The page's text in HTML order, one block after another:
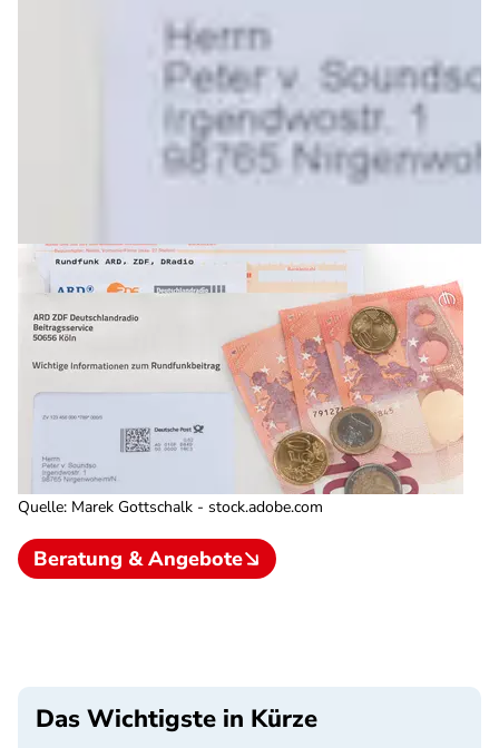
Quelle: Marek Gottschalk - stock.adobe.com
Beratung & Angebote
Das Wichtigste in Kürze